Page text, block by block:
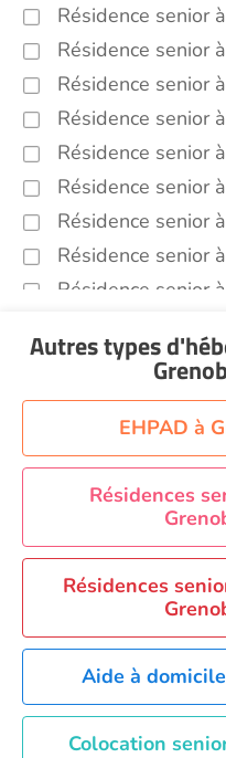
Résidence senior
Résidence senior
Résidence senior
Résidence senior
Résidence senior
Résidence senior
Résidence senior
Résidence senior
Résidence senior
Résidence senior
Recherche par ville
Autres types
EHPAD à
Résidences
Résidences
Aide à
Colocation